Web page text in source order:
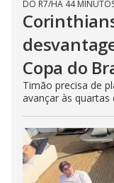
DO R7/HÁ 44
Copa do
Timão precisa de
avançar às quartas